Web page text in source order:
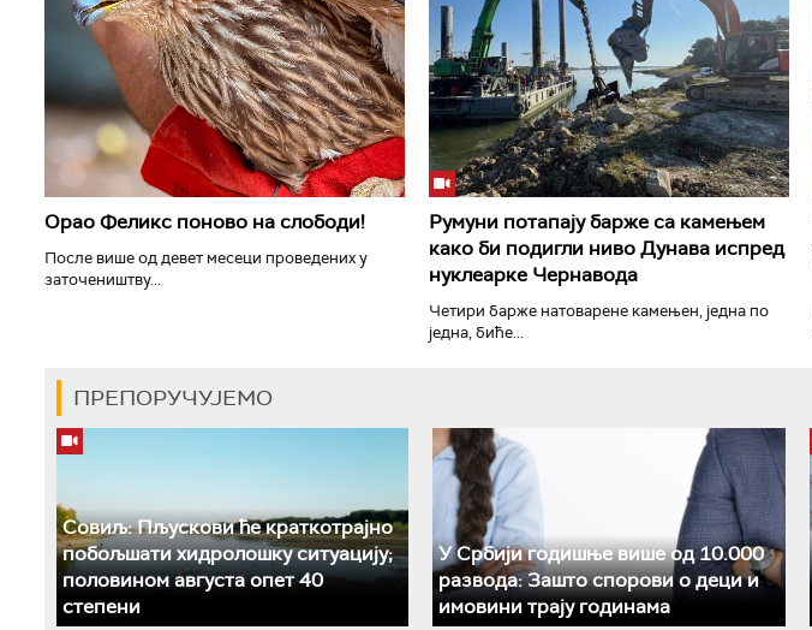
Орао Феликс поново на слободи!
После више од девет месеци проведених у
заточеништву...
Румуни потапају барже са камењем
како би подигли ниво Дунава испред
нуклеарке Чернавода
Четири барже натоварене камењен, једна по
једна, биће...
ПРЕПОРУЧУЈЕМО
Совиљ: Пљускови ће краткотрајно
побољшати хидролошку ситуацију;
половином августа опет 40
степени
У Србији годишње више од 10.000
развода: Зашто спорови о деци и
имовини трају годинама